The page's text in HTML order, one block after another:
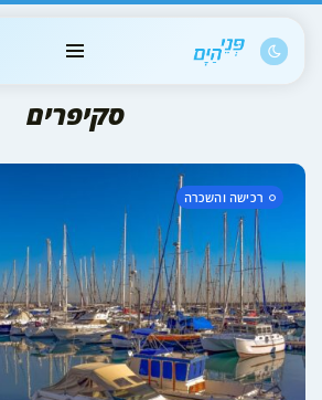
הודעות
* הפעילות תקינה בכל אזורי האתר.
* התחזית פעילה - יש לבחור עיר.
לחוויית משתמש מלאה, יש להתחברכאן.
שכחתם סיסמה? קבלוקוד לניידוחיזרו לכאן.
סקיפרים
רכישה והשכרה